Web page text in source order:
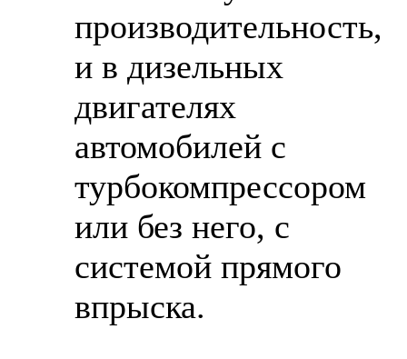
производительность,
и в дизельных
двигателях
автомобилей с
турбокомпрессором
или без него, с
системой прямого
впрыска.